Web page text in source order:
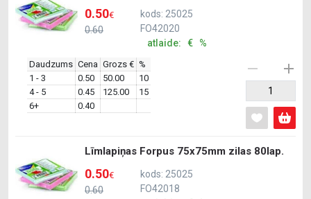
0.60
0.50€
kods: 25025
FO42020
atlaide: € %
Daudzums Cena Grozs € %
1 - 3
0.50 50.00
10
4 - 5
0.45 125.00
15
6+
0.40
Līmlapiņas Forpus 75x75mm zilas 80lap.
0.60
0.50€
kods: 25025
FO42018